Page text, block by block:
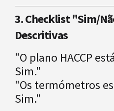
3. Checklist "Sim/
Descritivas
"O plano HACCP
Sim."
"Os termómetros
Sim."